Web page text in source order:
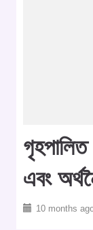
গৃহপালিত
এবং
10 months